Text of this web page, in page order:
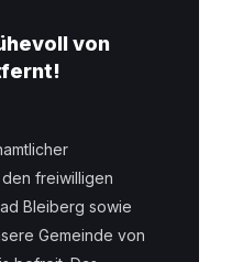
von
freiwilligen
Bleiberg sowie
Gemeinde von